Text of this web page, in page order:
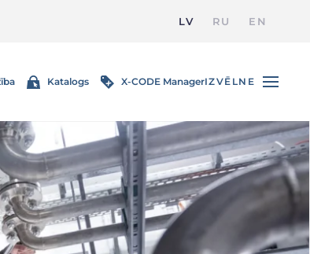
LV RU EN
Katalogs X-CODE ManagerIZVĒLNE